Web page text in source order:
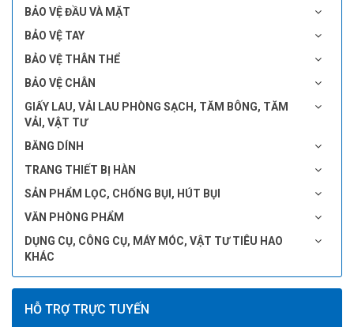
BẢO VỆ ĐẦU VÀ MẶT
BẢO VỆ TAY
BẢO VỆ THÂN THỂ
BẢO VỆ CHÂN
GIẤY LAU, VẢI LAU PHÒNG SẠCH, TĂM BÔNG, TĂM
VẢI, VẬT TƯ
BĂNG DÍNH
TRANG THIẾT BỊ HÀN
SẢN PHẨM LỌC, CHỐNG BỤI, HÚT BỤI
VĂN PHÒNG PHẨM
DỤNG CỤ, CÔNG CỤ, MÁY MÓC, VẬT TƯ TIÊU HAO
KHÁC
HỖ TRỢ TRỰC TUYẾN